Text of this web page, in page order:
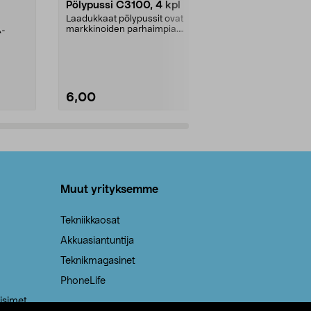
Pölypussi C3100, 4 kpl
Laadukkaat pölypussit ovat
markkinoiden parhaimpia.
6,00
Muut yrityksemme
Tekniikkaosat
Akkuasiantuntija
Teknikmagasinet
PhoneLife